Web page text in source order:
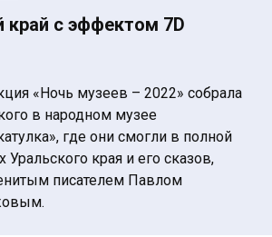
с эффектом 7D
«Ночь музеев – 2022» собрала
в народном музее
где они смогли в полной
Уральского края и его сказов,
писателем Павлом